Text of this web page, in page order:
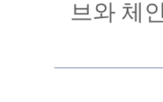
브와 체